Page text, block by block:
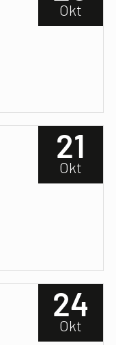
Okt
21
Okt
24
Okt